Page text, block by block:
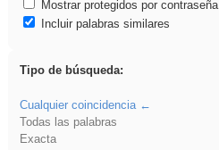
Mostrar protegidos por contraseña
Incluir palabras similares
Tipo de búsqueda:
Cualquier coincidencia
Todas las palabras
Exacta